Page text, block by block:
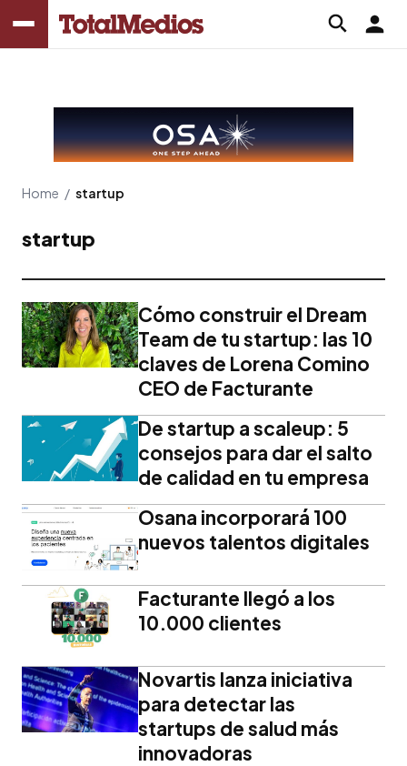
Home / startup
startup
Cómo construir el Dream
Team de tu startup: las 10
claves de Lorena Comino
CEO de Facturante
De startup a scaleup: 5
consejos para dar el salto
de calidad en tu empresa
Osana incorporará 100
nuevos talentos digitales
Facturante llegó a los
10.000 clientes
Novartis lanza iniciativa
para detectar las
startups de salud más
innovadoras